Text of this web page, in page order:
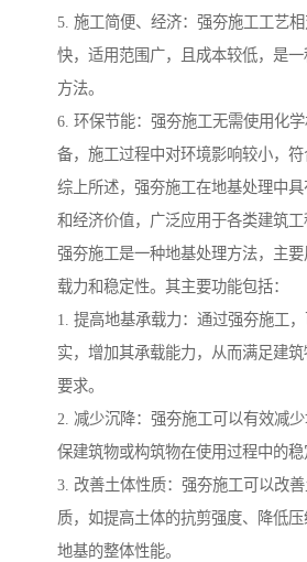
5. 施工简便、经济：强夯施工工艺
快，适用范围广，且成本较低，是
方法。
6. 环保节能：强夯施工无需使用化
备，施工过程中对环境影响较小，符
综上所述，强夯施工在地基处理中
和经济价值，广泛应用于各类建筑工
强夯施工是一种地基处理方法，主
载力和稳定性。其主要功能包括：
1. 提高地基承载力：通过强夯施工
实，增加其承载能力，从而满足建
要求。
2. 减少沉降：强夯施工可以有效减
保建筑物或构筑物在使用过程中的稳
3. 改善土体性质：强夯施工可以改
质，如提高土体的抗剪强度、降低
地基的整体性能。